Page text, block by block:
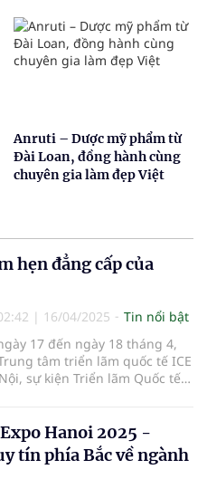
Anruti – Dược mỹ phẩm từ
Đài Loan, đồng hành cùng
chuyên gia làm đẹp Việt
hẹn đẳng cấp của
| 16/04/2025
Tin nổi bật
17 đến ngày 18 tháng 4,
tâm triển lãm quốc tế ICE
sự kiện Triển lãm Quốc tế
bền vững – Công nghệ
hình tương lai".
Hanoi 2025 -
tín phía Bắc về ngành